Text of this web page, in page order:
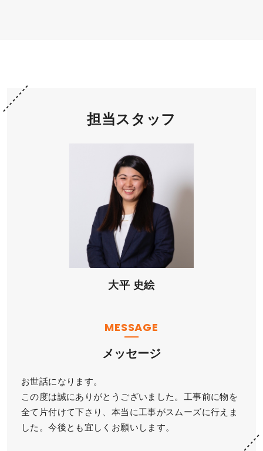
担当スタッフ
大平 史絵
MESSAGE
メッセージ
お世話になります。
この度は誠にありがとうございました。工事前に物を
全て片付けて下さり、本当に工事がスムーズに行えま
した。今後とも宜しくお願いします。